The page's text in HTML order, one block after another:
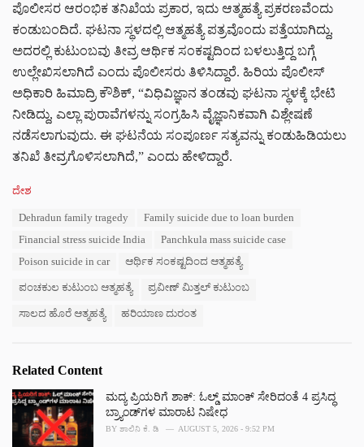
ಪೊಲೀಸರ ಆರಂಭಿಕ ತನಿಖೆಯ ಪ್ರಕಾರ, ಇದು ಆತ್ಮಹತ್ಯೆ ಪ್ರಕರಣವೆಂದು
ಕಂಡುಬಂದಿದೆ. ಘಟನಾ ಸ್ಥಳದಲ್ಲಿ ಆತ್ಮಹತ್ಯೆ ಪತ್ರವೊಂದು ಪತ್ತೆಯಾಗಿದ್ದು,
ಅದರಲ್ಲಿ ಕುಟುಂಬವು ತೀವ್ರ ಆರ್ಥಿಕ ಸಂಕಷ್ಟದಿಂದ ಬಳಲುತ್ತಿದ್ದ ಬಗ್ಗೆ
ಉಲ್ಲೇಖಿಸಲಾಗಿದೆ ಎಂದು ಪೊಲೀಸರು ತಿಳಿಸಿದ್ದಾರೆ. ಹಿರಿಯ ಪೊಲೀಸ್
ಅಧಿಕಾರಿ ಹಿಮಾದ್ರಿ ಕೌಶಿಕ್, “ವಿಧಿವಿಜ್ಞಾನ ತಂಡವು ಘಟನಾ ಸ್ಥಳಕ್ಕೆ ಭೇಟಿ
ನೀಡಿದ್ದು, ಎಲ್ಲಾ ಪುರಾವೆಗಳನ್ನು ಸಂಗ್ರಹಿಸಿ ವೈಜ್ಞಾನಿಕವಾಗಿ ವಿಶ್ಲೇಷಣೆ
ನಡೆಸಲಾಗುವುದು. ಈ ಘಟನೆಯ ಸಂಪೂರ್ಣ ಸತ್ಯವನ್ನು ಕಂಡುಹಿಡಿಯಲು
ತನಿಖೆ ತೀವ್ರಗೊಳಿಸಲಾಗಿದೆ,” ಎಂದು ಹೇಳಿದ್ದಾರೆ.
C
ದೇಶ
Dehradun family tragedy
Family suicide due to loan burden
Financial stress suicide India
Panchkula mass suicide case
Poison suicide in car
ಆರ್ಥಿಕ ಸಂಕಷ್ಟದಿಂದ ಆತ್ಮಹತ್ಯೆ
ಪಂಚಕುಲ ಕುಟುಂಬ ಆತ್ಮಹತ್ಯೆ ಪ್ರವೀಣ್ ಮಿತ್ತಲ್ ಕುಟುಂಬ
ಸಾಲದ ಹೊರೆ ಆತ್ಮಹತ್ಯೆ ಹರಿಯಾಣ ದುರಂತ
Related Content
ಮದ್ಯ ಪ್ರಿಯರಿಗೆ ಶಾಕ್: ಓಲ್ಡ್ ಮಾಂಕ್ ಸೇರಿದಂತೆ 4 ಪ್ರಸಿದ್ಧ
ಬ್ರ್ಯಾಂಡ್‌ಗಳ ಮಾರಾಟ ನಿಷೇಧ
BY ಶಾಲಿನಿ ಕೆ. ಡಿ AUGUST 5, 2026 - 9:52 PM